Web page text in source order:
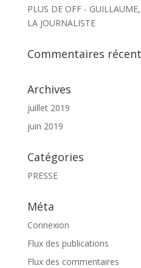
PLUS DE OFF -
LA JOURNALISTE
Commentaires
Archives
juillet 2019
juin 2019
Catégories
PRESSE
Méta
Connexion
Flux des publications
Flux des commentaires